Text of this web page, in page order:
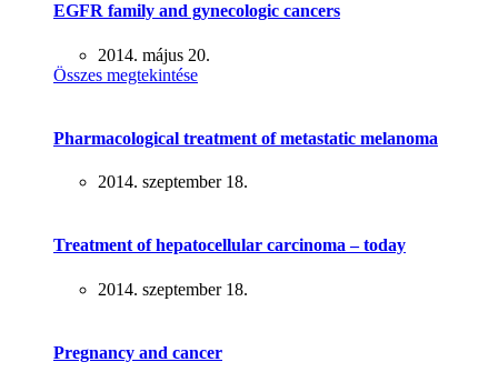
EGFR family and gynecologic cancers
2014. május 20.
Összes megtekintése
Pharmacological treatment of metastatic melanoma
2014. szeptember 18.
Treatment of hepatocellular carcinoma – today
2014. szeptember 18.
Pregnancy and cancer